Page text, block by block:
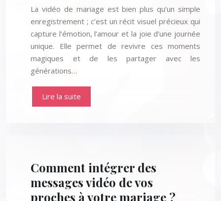
La vidéo de mariage est bien plus qu’un simple
enregistrement ; c’est un récit visuel précieux qui
capture l’émotion, l’amour et la joie d’une journée
unique. Elle permet de revivre ces moments
magiques et de les partager avec les
générations…
Lire la suite
Comment intégrer des
messages vidéo de vos
proches à votre mariage ?